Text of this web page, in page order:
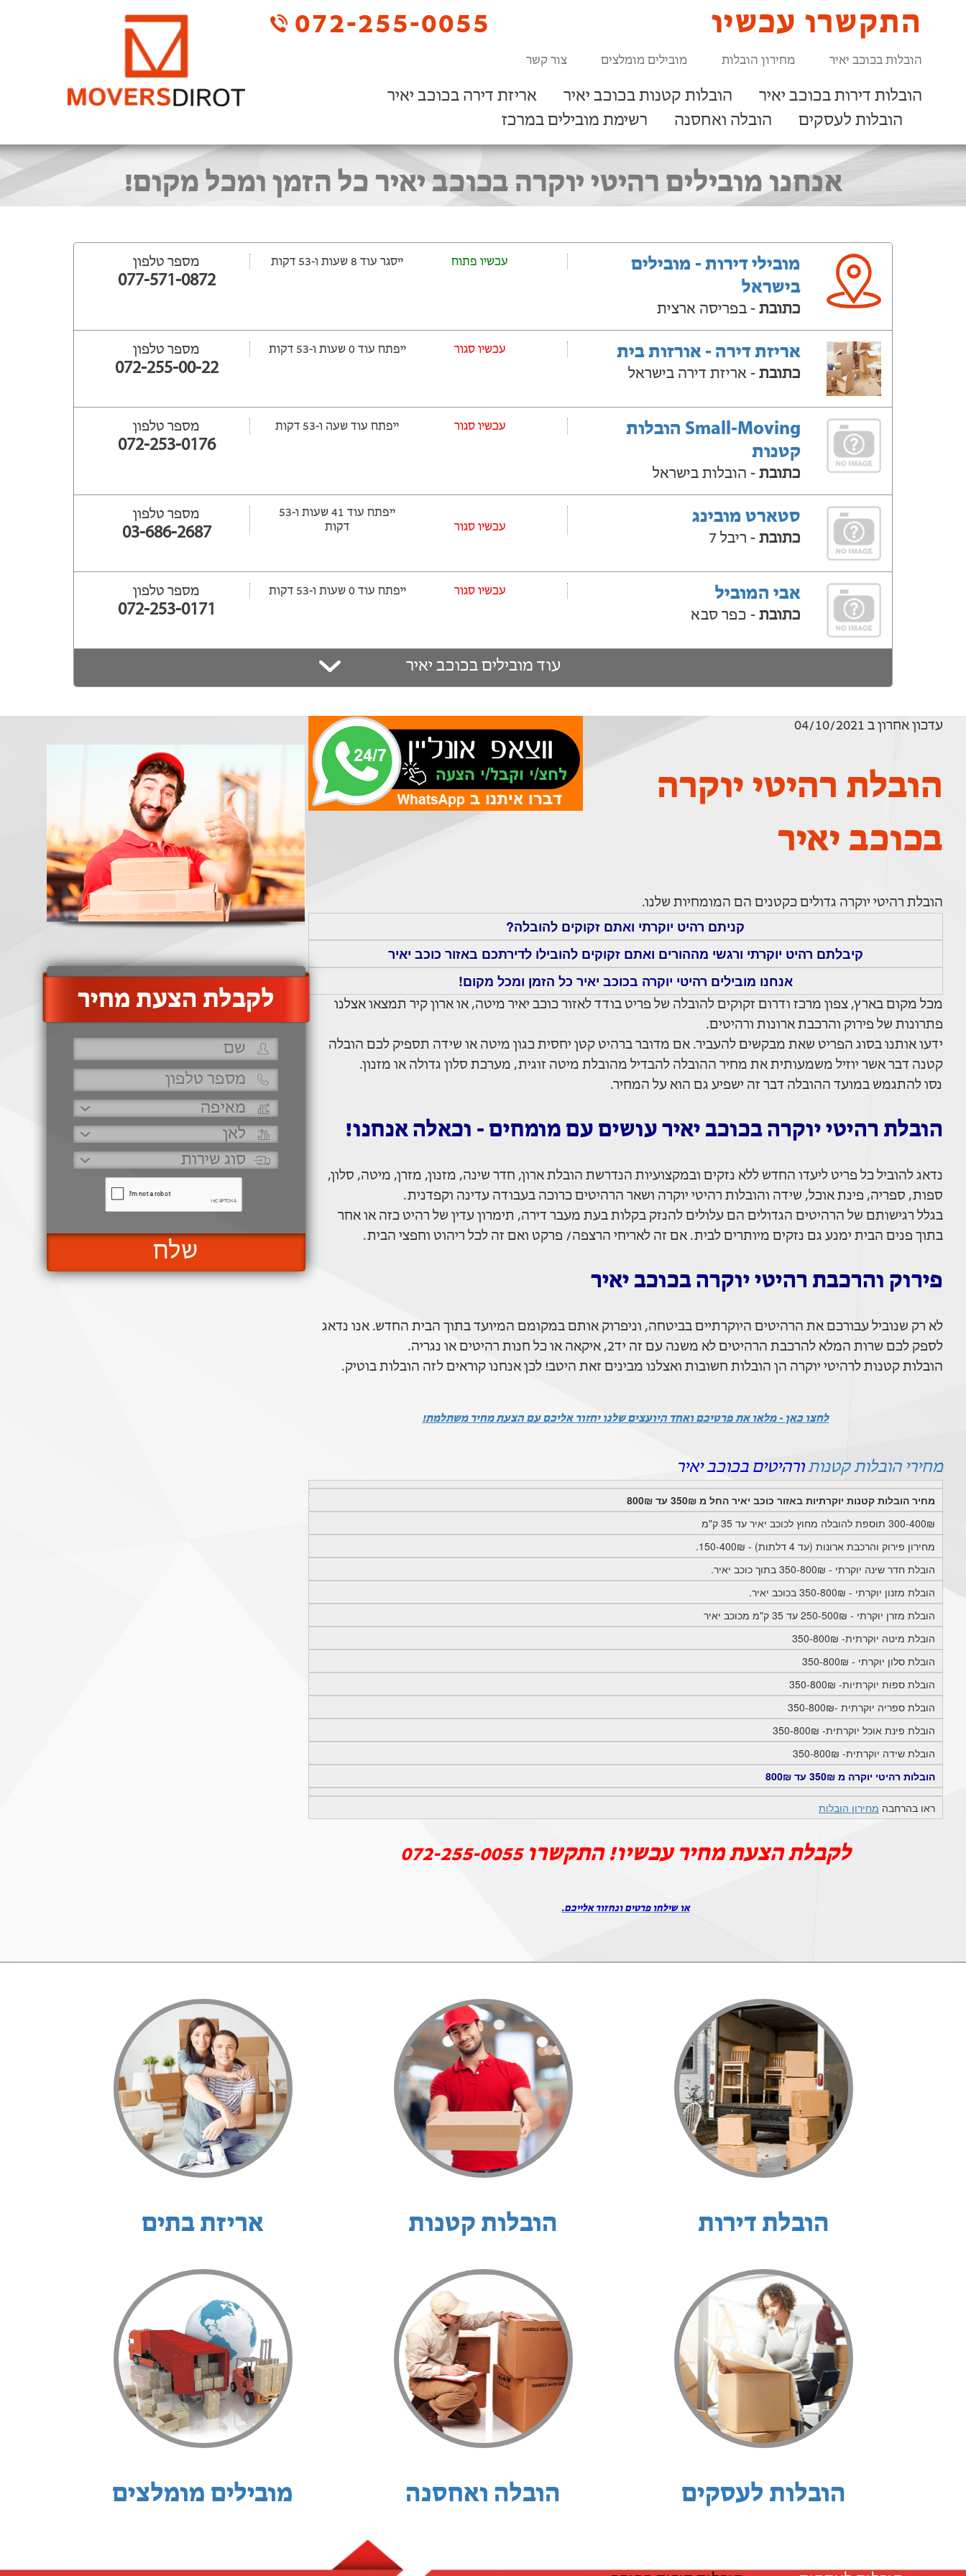
072-255-0055 התקשרו עכשיו
הובלות בכוכב יאיר מחירון הובלות מובילים מומלצים צור קשר
הובלות דירות בכוכב יאיר הובלות קטנות בכוכב יאיר
אריזת דירה בכוכב יאיר
הובלות לעסקים
הובלה ואחסנה רשימת מובילים במרכז
אנחנו מובילים רהיטי יוקרה בכוכב יאיר כל הזמן ומכל מקום!
מובילי דירות - מובילים
בישראל
כתובת - בפריסה ארצית
עכשיו פתוח ייסגר עוד 8 שעות ‫ו-53 דקות מספר טלפון
077-571-0872
אריזת דירה - אורזות בית
כתובת - אריזת דירה בישראל
‫עכשיו סגור ייפתח עוד 0 שעות ‫ו-53 דקות מספר טלפון
072-255-00-22
Small-Moving הובלות
קטנות
כתובת - הובלות בישראל
‫עכשיו סגור ייפתח עוד שעה ‫ו-53 דקות מספר טלפון
072-253-0176
סטארט מובינג
כתובת - ריבל 7
עכשיו סגור
ייפתח עוד 41 שעות ‫ו-53
דקות
מספר טלפון
03-686-2687
אבי המוביל
כתובת - כפר סבא
‫עכשיו סגור ייפתח עוד 0 שעות ‫ו-53 דקות מספר טלפון
072-253-0171
עוד מובילים בכוכב יאיר
עדכון אחרון ב 04/10/2021
הובלת רהיטי יוקרה
בכוכב יאיר
הובלת רהיטי יוקרה גדולים כקטנים הם המומחיות שלנו.
קניתם רהיט יוקרתי ואתם זקוקים להובלה?
קיבלתם רהיט יוקרתי ורגשי מההורים ואתם זקוקים להובילו לדירתכם באזור כוכב יאיר
אנחנו מובילים רהיטי יוקרה בכוכב יאיר כל הזמן ומכל מקום!
מכל מקום בארץ, צפון מרכז ודרום זקוקים להובלה של פריט בודד לאזור כוכב יאיר מיטה, או ארון קיר תמצאו אצלנו
פתרונות של פירוק והרכבת ארונות ורהיטים.
ידעו אותנו בסוג הפריט שאת מבקשים להעביר. אם מדובר ברהיט קטן יחסית כגון מיטה או שידה תספיק לכם הובלה
קטנה דבר אשר יוזיל משמעותית את מחיר ההובלה להבדיל מהובלת מיטה זוגית, מערכת סלון גדולה או מזנון.
נסו להתגמש במועד ההובלה דבר זה ישפיע גם הוא על המחיר.
הובלת רהיטי יוקרה בכוכב יאיר עושים עם מומחים - וכאלה אנחנו!
נדאג להוביל כל פריט ליעדו החדש ללא נזקים ובמקצועיות הנדרשת הובלת ארון, חדר שינה, מזנון, מזרן, מיטה, סלון,
ספות, ספריה, פינת אוכל, שידה והובלות רהיטי יוקרה ושאר הרהיטים כרוכה בעבודה עדינה וקפדנית.
בגלל רגישותם של הרהיטים הגדולים הם עלולים להנזק בקלות בעת מעבר דירה, תימרון עדין של רהיט כזה או אחר
בתוך פנים הבית ימנע גם נזקים מיותרים לבית. אם זה לאריחי הרצפה/ פרקט ואם זה לכל ריהוט וחפצי הבית.
פירוק והרכבת רהיטי יוקרה בכוכב יאיר
לא רק שנוביל עבורכם את הרהיטים היוקרתיים בביטחה, וניפרוק אותם במקומם המיועד בתוך הבית החדש. אנו נדאג
לספק לכם שרות המלא להרכבת הרהיטים לא משנה עם זה יד2, איקאה או כל חנות רהיטים או נגריה.
הובלות קטנות לרהיטי יוקרה הן הובלות חשובות ואצלנו מבינים זאת היטב! לכן אנחנו קוראים לזה הובלות בוטיק.
לחצו כאן - מלאו את פרטיכם ואחד היועצים שלנו יחזור אליכם עם הצעת מחיר משתלמת!
מחירי הובלות קטנותורהיטים בכוכב יאיר
מחיר הובלות קטנות יוקרתיות באזור כוכב יאיר החל מ 350₪ עד 800₪
300-400₪ תוספת להובלה מחוץ לכוכב יאיר עד 35 ק"מ
מחירון פירוק והרכבת ארונות (עד 4 דלתות) - 150-400₪.
הובלת חדר שינה יוקרתי - 350-800₪ בתוך כוכב יאיר.
הובלת מזנון יוקרתי - 350-800₪ בכוכב יאיר.
הובלת מזרן יוקרתי - 250-500₪ עד 35 ק"מ מכוכב יאיר
הובלת מיטה יוקרתית- 350-800₪
הובלת סלון יוקרתי - 350-800₪
הובלת ספות יוקרתיות- 350-800₪
הובלת ספריה יוקרתית -350-800₪
הובלת פינת אוכל יוקרתית- 350-800₪
הובלת שידה יוקרתית- 350-800₪
הובלות רהיטי יוקרה מ 350₪ עד 800₪
ראו בהרחבה מחירון הובלות
לקבלת הצעת מחיר עכשיו! התקשרו072-255-0055
או שילחו פרטים ונחזור אלייכם.
‫לקבלת הצעת מחיר
שלח
אריזת בתים הובלות קטנות הובלת דירות
מובילים מומלצים הובלה ואחסנה הובלות לעסקים